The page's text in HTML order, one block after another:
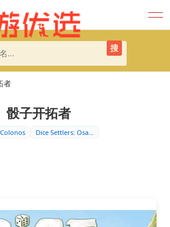
搜
者
骰子开拓者
Dice Settlers: Osa…